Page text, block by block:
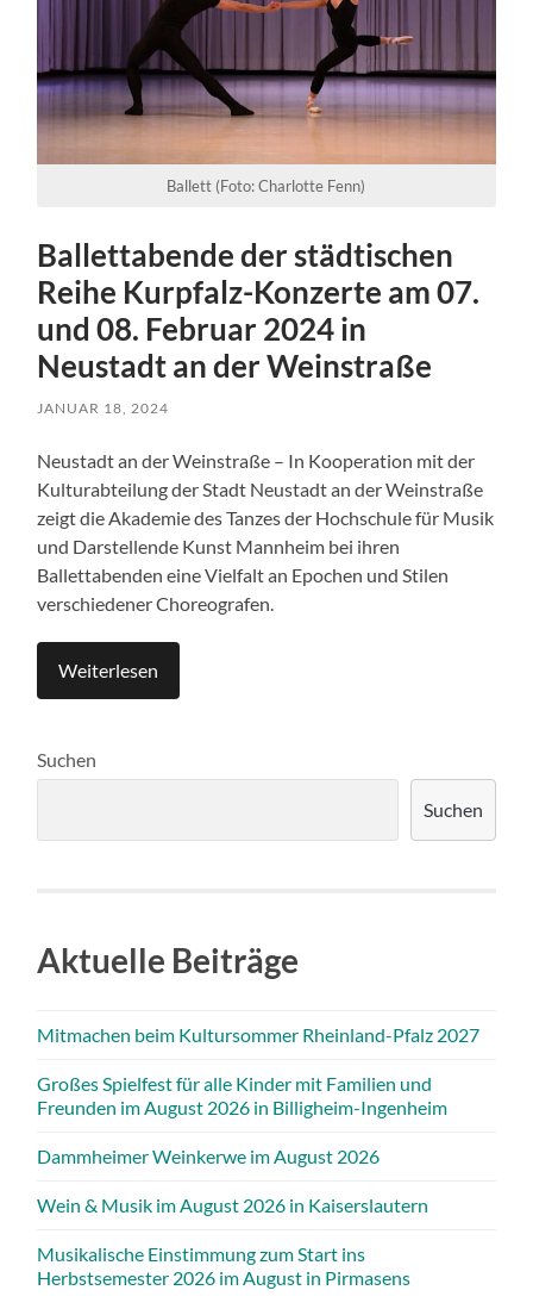
Ballett (Foto: Charlotte Fenn)
Ballettabende der städtischen
Reihe Kurpfalz-Konzerte am 07.
und 08. Februar 2024 in
Neustadt an der Weinstraße
JANUAR 18, 2024
Neustadt an der Weinstraße – In Kooperation mit der
Kulturabteilung der Stadt Neustadt an der Weinstraße
zeigt die Akademie des Tanzes der Hochschule für Musik
und Darstellende Kunst Mannheim bei ihren
Ballettabenden eine Vielfalt an Epochen und Stilen
verschiedener Choreografen.
Weiterlesen
Suchen
Suchen
Aktuelle Beiträge
Mitmachen beim Kultursommer Rheinland-Pfalz 2027
Großes Spielfest für alle Kinder mit Familien und
Freunden im August 2026 in Billigheim-Ingenheim
Dammheimer Weinkerwe im August 2026
Wein & Musik im August 2026 in Kaiserslautern
Musikalische Einstimmung zum Start ins
Herbstsemester 2026 im August in Pirmasens